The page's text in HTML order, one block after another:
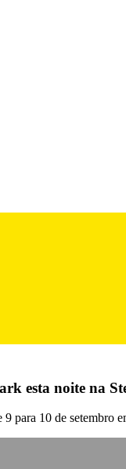
esta noite na
9 para 10 de setembro